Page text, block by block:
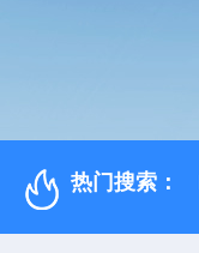
热门搜索：